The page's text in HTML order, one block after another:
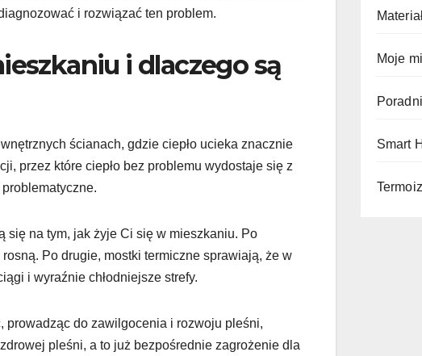
i rozwiązać ten problem.
i dlaczego są
ścianach, gdzie ciepło ucieka znacznie
przez które ciepło bez problemu wydostaje się z
się na tym, jak żyje Ci się w mieszkaniu. Po
Po drugie, mostki termiczne sprawiają, że w
i wyraźnie chłodniejsze strefy.
do zawilgocenia i rozwoju pleśni,
pleśni, a to już bezpośrednie zagrożenie dla
Moje
Smart